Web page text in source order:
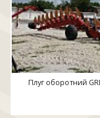
Плуг оборотний